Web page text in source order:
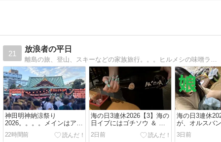
21
放浪者の平日
神田明神納涼祭り
2026。。。。メインはアニ
ソン盆踊り？（千代田区外
神田）
22時間前
海の日3連休2026【3】海の
日イブにはゴチソウ ＆ ン
マい酒！！（旨い酒旬の肴
きよみ・江戸川区江戸川）
2日前
海の日3連休
が、オルスバ
活。。チキン
には終止符を
3日前